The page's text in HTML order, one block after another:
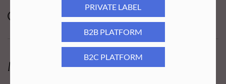
PRIVATE LABEL
B2B PLATFORM
B2C PLATFORM
Moje Konto